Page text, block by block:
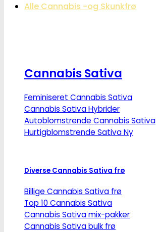
Alle Cannabis -og Skunkfrø
Cannabis Sativa
Feminiseret Cannabis Sativa
Cannabis Sativa Hybrider
Autoblomstrende Cannabis Sativa
Hurtigblomstrende Sativa
Diverse Cannabis Sativa frø
Billige Cannabis Sativa frø
Top 10 Cannabis Sativa
Cannabis Sativa mix-pakker
Cannabis Sativa bulk frø